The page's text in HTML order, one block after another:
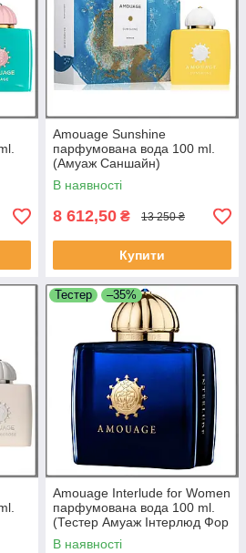
Amouage Sunshine
парфумована вода 100 ml.
(Амуаж Саншайн)
В наявності
8 612,50 ₴ 13 250 ₴
Купити
Тестер –35%
Amouage Interlude for Women
парфумована вода 100 ml.
(Тестер Амуаж Інтерлюд Фор
Вумен)
В наявності